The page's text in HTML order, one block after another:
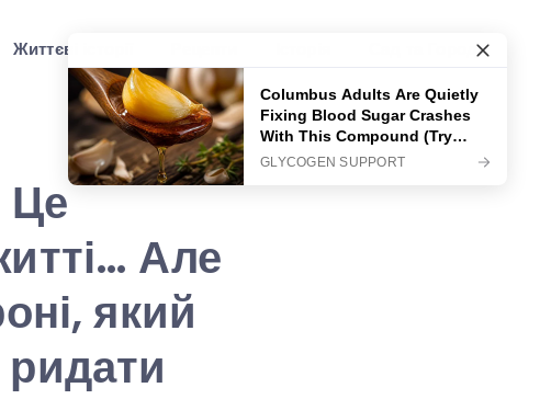
Життєві історії Сад та Город
Це
Але
який